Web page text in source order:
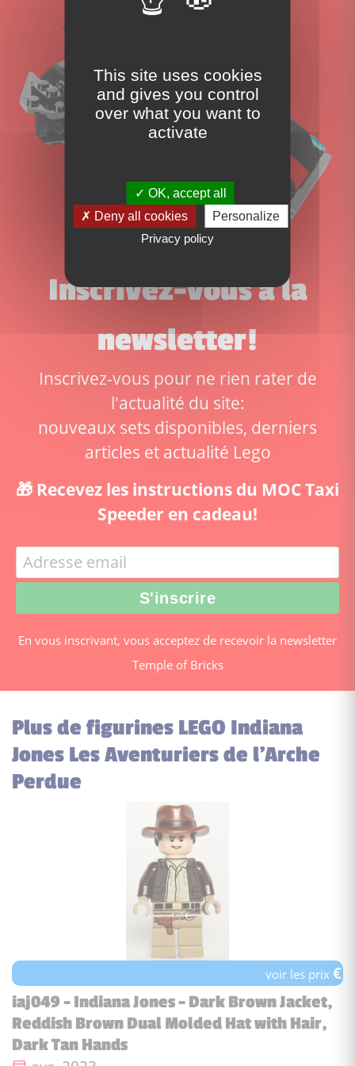
Inscrivez-vous à la
newsletter!
Inscrivez-vous pour ne rien rater de
l'actualité du site:
nouveaux sets disponibles, derniers
articles et actualité Lego
🎁 Recevez les instructions du MOC Taxi
Speeder en cadeau!
En vous inscrivant, vous acceptez de recevoir la newsletter
Temple of Bricks
Plus de figurines LEGO Indiana
Jones Les Aventuriers de l'Arche
Perdue
voir les prix€
iaj049 - Indiana Jones - Dark Brown Jacket,
Reddish Brown Dual Molded Hat with Hair,
Dark Tan Hands
This site uses cookies
and gives you control
over what you want to
activate
OK, accept all
Deny all cookies
Personalize
Privacy policy